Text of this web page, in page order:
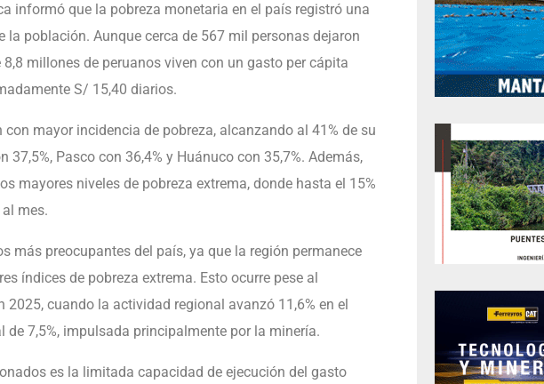
informó que la pobreza monetaria en el país registró una
la población. Aunque cerca de 567 mil personas dejaron
millones de peruanos viven con un gasto per cápita
S/ 15,40 diarios.
mayor incidencia de pobreza, alcanzando al 41% de su
Pasco con 36,4% y Huánuco con 35,7%. Además,
mayores niveles de pobreza extrema, donde hasta el 15%
mes.
más preocupantes del país, ya que la región permanece
índices de pobreza extrema. Esto ocurre pese al
cuando la actividad regional avanzó 11,6% en el
7,5%, impulsada principalmente por la minería.
es la limitada capacidad de ejecución del gasto